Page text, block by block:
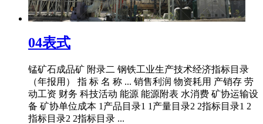
04表式
锰矿石成品矿 附录二 钢铁工业生产技术经济指标目录
（年报用） 指 标 名 称 ... 销售利润 物资耗用 产销存 劳
动工资 财务 科技活动 能源 能源附表 水消费 矿协运输设
备 矿协单位成本 1产品目录1 1产量目录2 2指标目录1 2
指标目录2 2指标目录 ...